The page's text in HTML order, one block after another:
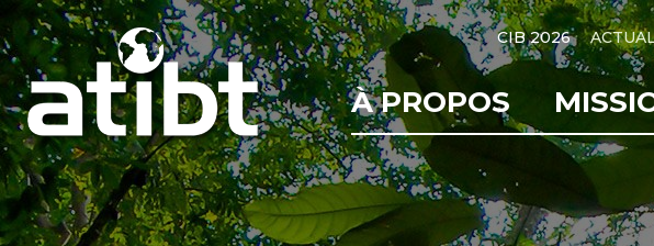
CIB 2026
À PROPOS